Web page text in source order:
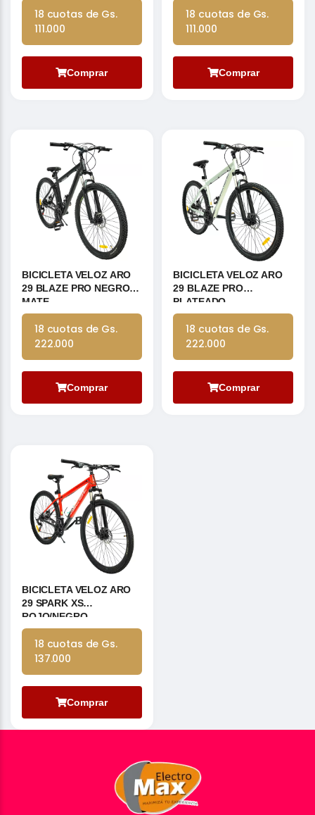
18 cuotas de Gs.
111.000
Comprar
18 cuotas de Gs.
111.000
Comprar
BICICLETA VELOZ ARO
29 BLAZE PRO NEGRO
MATE
18 cuotas de Gs.
222.000
Comprar
BICICLETA VELOZ ARO
29 BLAZE PRO
PLATEADO
18 cuotas de Gs.
222.000
Comprar
BICICLETA VELOZ ARO
29 SPARK XS
ROJO/NEGRO
18 cuotas de Gs.
137.000
Comprar